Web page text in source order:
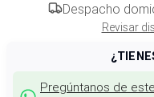
Despacho
Revisar
Pregúntanos de